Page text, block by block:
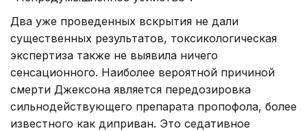
Два уже проведенных вскрытия не дали
существенных результатов, токсикологическая
экспертиза также не выявила ничего
сенсационного. Наиболее вероятной причиной
смерти Джексона является передозировка
сильнодействующего препарата пропофола, более
известного как диприван. Это седативное